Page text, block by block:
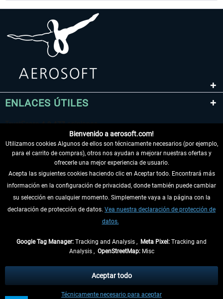
ENLACES ÚTILES
DESISTIR DEL CONTRATO
INFORMACIÓN
tasas de recepción si no se describe lo contrario
** De aplicación a envíos dentro de Alemania. Los plazos de envío para los
Bienvenido a aerosoft.com!
Utilizamos cookies Algunos de ellos son técnicamente necesarios (por ejemplo,
para el carrito de compras), otros nos ayudan a mejorar nuestras ofertas y
ofrecerle una mejor experiencia de usuario.
Acepta las siguientes cookies haciendo clic en Aceptar todo. Encontrará más
información en la configuración de privacidad, donde también puede cambiar
su selección en cualquier momento. Simplemente vaya a la página con la
declaración de protección de datos. Vea nuestra declaración de protección de
datos.
Google Tag Manager: Tracking and Analysis , Meta Pixel: Tracking and
Analysis , OpenStreetMap:Misc
Técnicamente necesario para aceptar
Aceptar todo